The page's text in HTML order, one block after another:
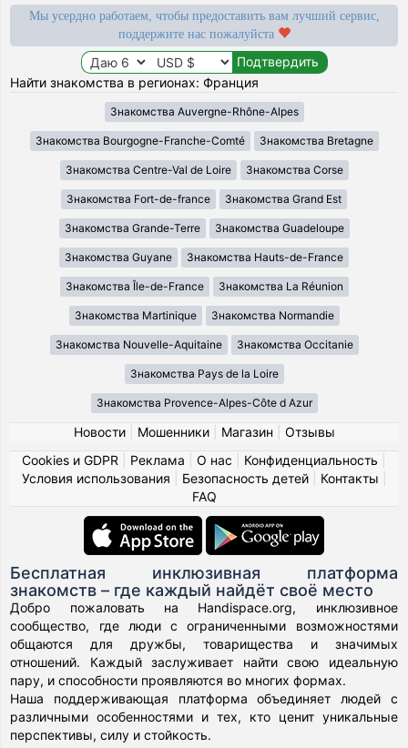
Мы усердно работаем, чтобы предоставить вам лучший сервис,
поддержите нас пожалуйста
Найти знакомства в регионах: Франция
Знакомства Auvergne-Rhône-Alpes
Знакомства Bourgogne-Franche-Comté Знакомства Bretagne
Знакомства Centre-Val de Loire Знакомства Corse
Знакомства Fort-de-france Знакомства Grand Est
Знакомства Grande-Terre Знакомства Guadeloupe
Знакомства Guyane Знакомства Hauts-de-France
Знакомства Île-de-France Знакомства La Réunion
Знакомства Martinique Знакомства Normandie
Знакомства Nouvelle-Aquitaine Знакомства Occitanie
Знакомства Pays de la Loire
Знакомства Provence-Alpes-Côte d Azur
Новости| Мошенники| Магазин
Отзывы
Cookies и GDPR
Реклама О нас Конфиденциальность
Условия использования
Безопасность детей| Контакты
FAQ
Бесплатная инклюзивная платформа
знакомств – где каждый найдёт своё место
Добро пожаловать на Handispace.org, инклюзивное
сообщество, где люди с ограниченными возможностями
общаются для дружбы, товарищества и значимых
отношений. Каждый заслуживает найти свою идеальную
пару, и способности проявляются во многих формах.
Наша поддерживающая платформа объединяет людей с
различными особенностями и тех, кто ценит уникальные
перспективы, силу и стойкость.